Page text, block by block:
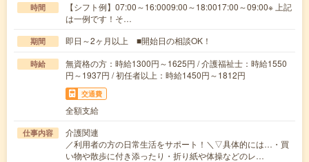
時間
【シフト例】07:00～16:0009:00～18:0017:00～09:00※ 上記
は一例です！そ…
期間 即日～2ヶ月以上 ■開始日の相談OK！
時給
無資格の方：時給1300円～1625円 / 介護福祉士：時給1550
円～1937円 / 初任者以上：時給1450円～1812円
交通費
全額支給
仕事内容
介護関連
／利用者の方の日常生活をサポート！＼▽具体的には…・買
い物や散歩に付き添ったり・折り紙や体操などのレ…